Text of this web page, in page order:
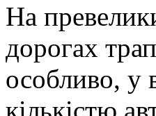
На
дорогах
особливо, у
кількістю